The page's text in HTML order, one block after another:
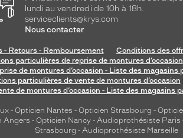
lundi au vendredi de 10h à 18h.
serviceclients@krys.com
Nous contacter
- Retours - Remboursement Conditions des
particulières de reprise de montures d’occasion
de montures d’occasion - Liste des magasins
particulières de vente de montures d’occasion
de montures d’occasion - Liste des magasins
- Opticien Nantes - Opticien Strasbourg -
Angers - Opticien Nancy - Audioprothésiste Paris
Strasbourg - Audioprothésiste Marseille